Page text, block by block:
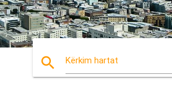
search Kërkim hartat